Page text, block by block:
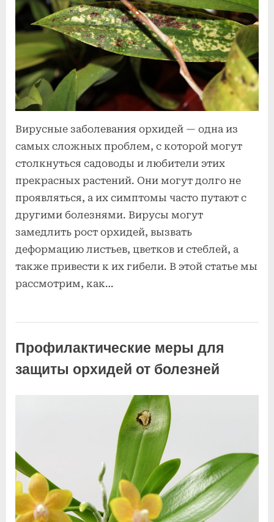
болезни
орхидей:
как
определить
и
что
Вирусные заболевания орхидей — одна из
самых сложных проблем, с которой могут
столкнуться садоводы и любители этих
прекрасных растений. Они могут долго не
проявляться, а их симптомы часто путают с
другими болезнями. Вирусы могут
замедлить рост орхидей, вызвать
деформацию листьев, цветков и стеблей, а
также привести к их гибели. В этой статье мы
рассмотрим, как…
вредители
орхидей
Профилактические меры для
защиты орхидей от болезней
записи
Профилактические
меры
для
защиты
орхидей